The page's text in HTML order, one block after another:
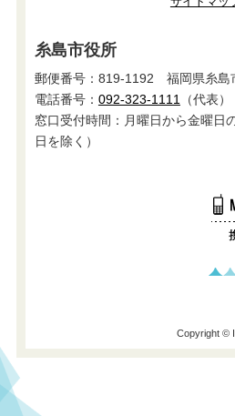
糸島市役所
郵便番号：819-1192 福岡県糸島
電話番号： 092-323-1111
（代表）
窓口受付時間：月曜日から金曜日
日を除く）
Copyright ©